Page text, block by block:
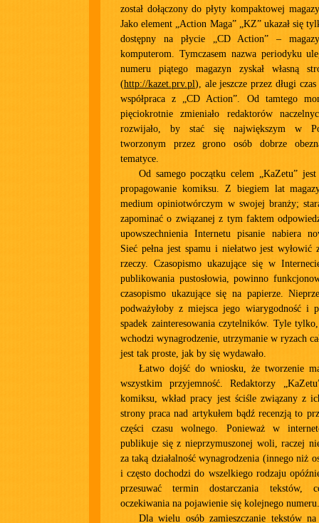
został dołączony do płyty kompaktowej
Jako element „Action Maga” „KZ” ukazał się
dostępny na płycie „CD Action” –
komputerom. Tymczasem nazwa periodyku
numeru piątego magazyn zyskał własną
(http://kazet.prv.pl), ale jeszcze przez długi
współpraca z „CD Action”. Od tamtego
pięciokrotnie zmieniało redaktorów
rozwijało, by stać się największym w
tworzonym przez grono osób dobrze
tematyce.
Od samego początku celem „KaZetu”
propagowanie komiksu. Z biegiem lat
medium opiniotwórczym w swojej branży;
zapominać o związanej z tym faktem
upowszechnienia Internetu pisanie nabiera
Sieć pełna jest spamu i niełatwo jest wyłowić
rzeczy. Czasopismo ukazujące się w
publikowania pustosłowia, powinno
czasopismo ukazujące się na papierze.
podważyłoby z miejsca jego wiarygodność i
spadek zainteresowania czytelników. Tyle
wchodzi wynagrodzenie, utrzymanie w ryzach
jest tak proste, jak by się wydawało.
Łatwo dojść do wniosku, że tworzenie
wszystkim przyjemność. Redaktorzy
komiksu, wkład pracy jest ściśle związany z
strony praca nad artykułem bądź recenzją to
części czasu wolnego. Ponieważ w
publikuje się z nieprzymuszonej woli, raczej
za taką działalność wynagrodzenia (innego niż
i często dochodzi do wszelkiego rodzaju
przesuwać termin dostarczania tekstów,
oczekiwania na pojawienie się kolejnego numeru.
Dla wielu osób zamieszczanie tekstów na